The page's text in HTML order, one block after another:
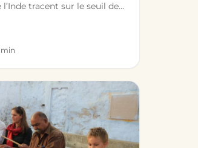
tracent sur le seuil de